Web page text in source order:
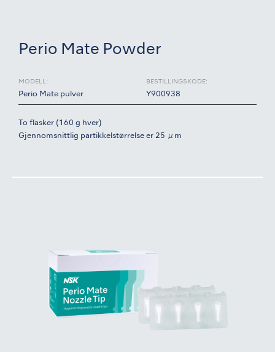
Perio Mate Powder
MODELL:
Perio Mate pulver
BESTILLINGSKODE:
Y900938
To flasker (160 g hver)
Gjennomsnittlig partikkelstørrelse er 25 μm